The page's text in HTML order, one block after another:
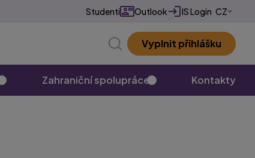
Studenti Outlook IS Login
EN
CZ
Vyplnit přihlášku
Zahraniční spolupráce Kontakty